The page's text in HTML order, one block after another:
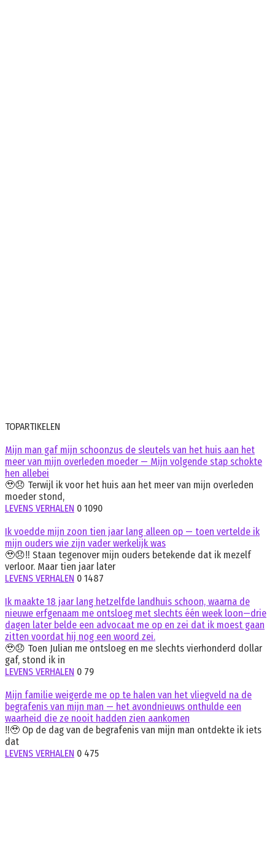
TOPARTIKELEN
Mijn man gaf mijn schoonzus de sleutels van het huis aan het
meer van mijn overleden moeder — Mijn volgende stap schokte
hen allebei
🥹😞 Terwijl ik voor het huis aan het meer van mijn overleden
moeder stond,
LEVENS VERHALEN 0 1090
Ik voedde mijn zoon tien jaar lang alleen op — toen vertelde ik
mijn ouders wie zijn vader werkelijk was
🥹😞‼️ Staan tegenover mijn ouders betekende dat ik mezelf
verloor. Maar tien jaar later
LEVENS VERHALEN 0 1487
Ik maakte 18 jaar lang hetzelfde landhuis schoon, waarna de
nieuwe erfgenaam me ontsloeg met slechts één week loon—drie
dagen later belde een advocaat me op en zei dat ik moest gaan
zitten voordat hij nog een woord zei.
🥹😞 Toen Julian me ontsloeg en me slechts vierhonderd dollar
gaf, stond ik in
LEVENS VERHALEN 0 79
Mijn familie weigerde me op te halen van het vliegveld na de
begrafenis van mijn man — het avondnieuws onthulde een
waarheid die ze nooit hadden zien aankomen
‼️🥹 Op de dag van de begrafenis van mijn man ontdekte ik iets
dat
LEVENS VERHALEN 0 475